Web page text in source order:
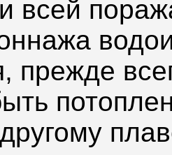
всей
прежде